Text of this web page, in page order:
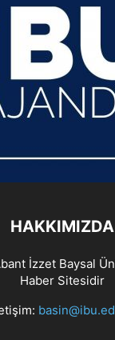
HAKKIMIZDA
İzzet Baysal
Haber Sitesidir